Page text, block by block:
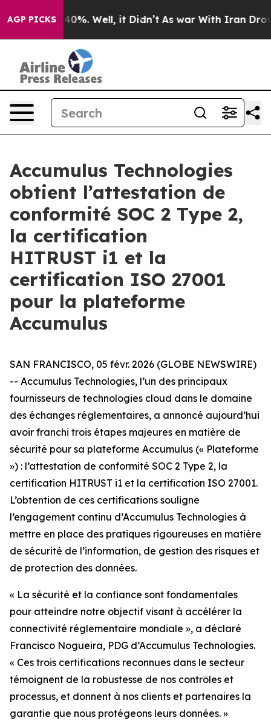
AGP PICKS40%. Well, it Didn’t As war With Iran Drove
Accumulus Technologies
obtient l’attestation de
conformité SOC 2 Type 2,
la certification
HITRUST i1 et la
certification ISO 27001
pour la plateforme
Accumulus
SAN FRANCISCO, 05 févr. 2026 (GLOBE NEWSWIRE)
-- Accumulus Technologies, l’un des principaux
fournisseurs de technologies cloud dans le domaine
des échanges réglementaires, a annoncé aujourd’hui
avoir franchi trois étapes majeures en matière de
sécurité pour sa plateforme Accumulus (« Plateforme
») : l’attestation de conformité SOC 2 Type 2, la
certification HITRUST i1 et la certification ISO 27001.
L’obtention de ces certifications souligne
l’engagement continu d’Accumulus Technologies à
mettre en place des pratiques rigoureuses en matière
de sécurité de l’information, de gestion des risques et
de protection des données.
« La sécurité et la confiance sont fondamentales
pour atteindre notre objectif visant à accélérer la
connectivité réglementaire mondiale », a déclaré
Francisco Nogueira, PDG d’Accumulus Technologies.
« Ces trois certifications reconnues dans le secteur
témoignent de la robustesse de nos contrôles et
processus, et donnent à nos clients et partenaires la
garantie que nous protégeons leurs données. »